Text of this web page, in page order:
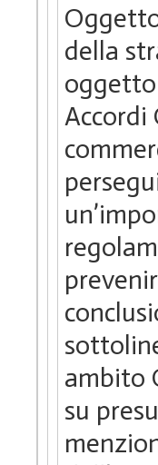
della
oggetto
Accordi
ambito
su